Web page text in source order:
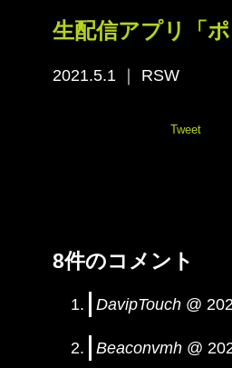
生配信アプリ「
2021.5.1 RSW
Tweet
8件のコメント
DavipTouch @
Beaconvmh @